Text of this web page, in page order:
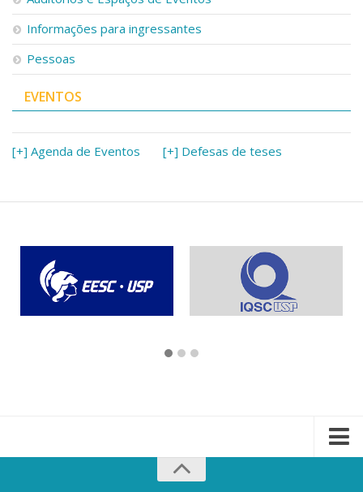
Informações para ingressantes
Pessoas
EVENTOS
[+] Agenda de Eventos [+] Defesas de teses